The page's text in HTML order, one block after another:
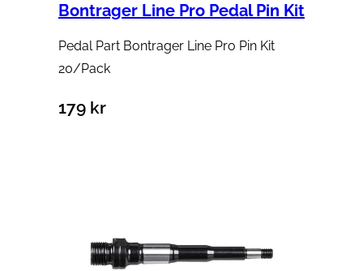
Bontrager Line Pro Pedal Pin Kit
Pedal Part Bontrager Line Pro Pin Kit
20/Pack
179 kr